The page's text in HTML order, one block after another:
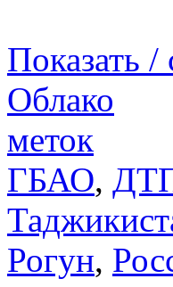
Показать /
Облако
меток
ГБАО,
Рогун,